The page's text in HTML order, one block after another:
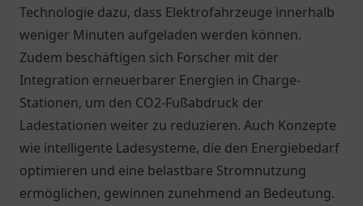
Technologie dazu, dass Elektrofahrzeuge innerhalb
weniger Minuten aufgeladen werden können.
Zudem beschäftigen sich Forscher mit der
Integration erneuerbarer Energien in Charge-
Stationen, um den CO2-Fußabdruck der
Ladestationen weiter zu reduzieren. Auch Konzepte
wie intelligente Ladesysteme, die den Energiebedarf
optimieren und eine belastbare Stromnutzung
ermöglichen, gewinnen zunehmend an Bedeutung.